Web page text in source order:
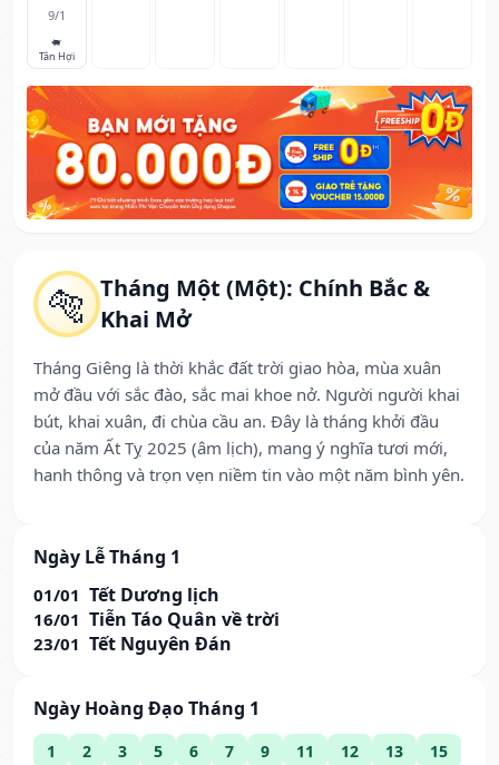
🐅 Tháng Một (Một): Chính Bắc &
Khai Mở
Tháng Giêng là thời khắc đất trời giao hòa, mùa xuân
mở đầu với sắc đào, sắc mai khoe nở. Người người khai
bút, khai xuân, đi chùa cầu an. Đây là tháng khởi đầu
của năm Ất Tỵ 2025 (âm lịch), mang ý nghĩa tươi mới,
hanh thông và trọn vẹn niềm tin vào một năm bình yên.
Ngày Lễ Tháng 1
01/01 Tết Dương lịch
16/01 Tiễn Táo Quân về trời
23/01 Tết Nguyên Đán
Ngày Hoàng Đạo Tháng 1
1 2 3 5 6 7 9 11 12 13
15
9/1
🐖
Tân Hợi